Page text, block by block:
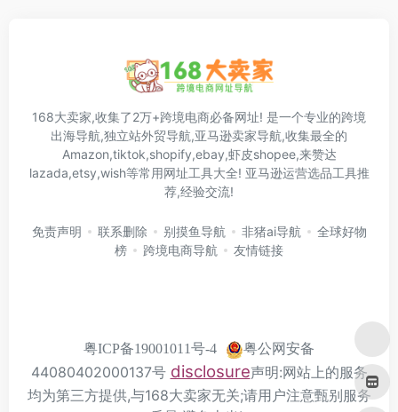
168大卖家,收集了2万+跨境电商必备网址! 是一个专业的跨境
出海导航,独立站外贸导航,亚马逊卖家导航,收集最全的
Amazon,tiktok,shopify,ebay,虾皮shopee,来赞达
lazada,etsy,wish等常用网址工具大全! 亚马逊运营选品工具推
荐,经验交流!
免责声明 联系删除 别摸鱼导航 非猪ai导航
全球好物
榜
跨境电商导航 友情链接
粤ICP备19001011号-4
粤公网安备
44080402000137号 disclosure声明:网站上的服务
均为第三方提供,与168大卖家无关;请用户注意甄别服务